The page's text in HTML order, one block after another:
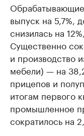
выпуск на 5,7%,
снизилась на
Существенно
и производство
мебели) — на
прицепов и
итогам первого
промышленное
сократилось на